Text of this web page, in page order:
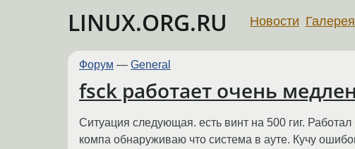
LINUX.ORG.RU Новости Галерея
Форум — General
fsck работает очень
Ситуация следующая. есть винт на 500 гиг.
компа обнаруживаю что система в ауте. Кучу